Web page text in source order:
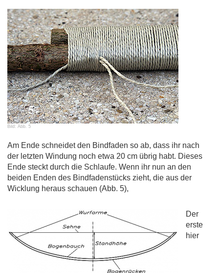
Bild: Abb. 5
Am Ende schneidet den Bindfaden so ab, dass ihr nach
der letzten Windung noch etwa 20 cm übrig habt. Dieses
Ende steckt durch die Schlaufe. Wenn ihr nun an den
beiden Enden des Bindfadenstücks zieht, die aus der
Wicklung heraus schauen (Abb. 5),
Der
erste
hier